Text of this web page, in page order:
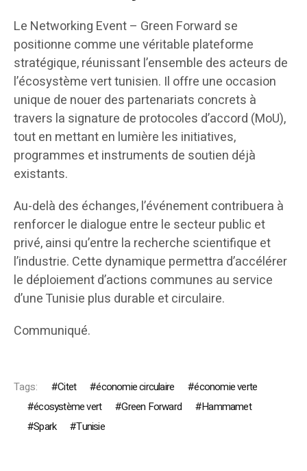
Le Networking Event – Green Forward se
positionne comme une véritable plateforme
stratégique, réunissant l’ensemble des acteurs de
l’écosystème vert tunisien. Il offre une occasion
unique de nouer des partenariats concrets à
travers la signature de protocoles d’accord (MoU),
tout en mettant en lumière les initiatives,
programmes et instruments de soutien déjà
existants.
Au-delà des échanges, l’événement contribuera à
renforcer le dialogue entre le secteur public et
privé, ainsi qu’entre la recherche scientifique et
l’industrie. Cette dynamique permettra d’accélérer
le déploiement d’actions communes au service
d’une Tunisie plus durable et circulaire.
Communiqué.
Tags: Citet économie circulaire
économie verte
écosystème vert
Green Forward
Hammamet
Spark
Tunisie